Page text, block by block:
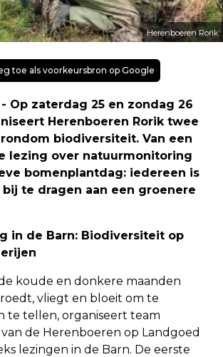
Herenboeren Rorik
toe als voorkeursbron op Google
- Op zaterdag 25 en zondag 26
Herenboeren Rorik twee
biodiversiteit. Van een
lezing over natuurmonitoring
bomenplantdag: iedereen is
te dragen aan een groenere
in de Barn: Biodiversiteit op
koude en donkere maanden
vliegt en bloeit om te
te tellen, organiseert team
de Herenboeren op Landgoed
lezingen in de Barn. De eerste